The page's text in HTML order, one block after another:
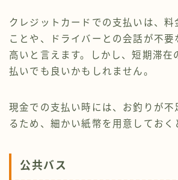
クレジットカードでの支払いは、料
ことや、ドライバーとの会話が不要
高いと言えます。しかし、短期滞在
払いでも良いかもしれません。
現金での支払い時には、お釣りが不
るため、細かい紙幣を用意しておく
公共バス